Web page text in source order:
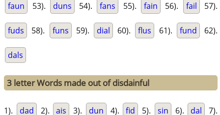
faun 53). duns 54). fans 55). fain 56). fail 57).
fuds 58). funs 59). dial 60). flus 61). fund 62).
dals
3 letter Words made out of disdainful
1). dad 2). ais 3). dun 4). fid 5). sin 6). dal 7).